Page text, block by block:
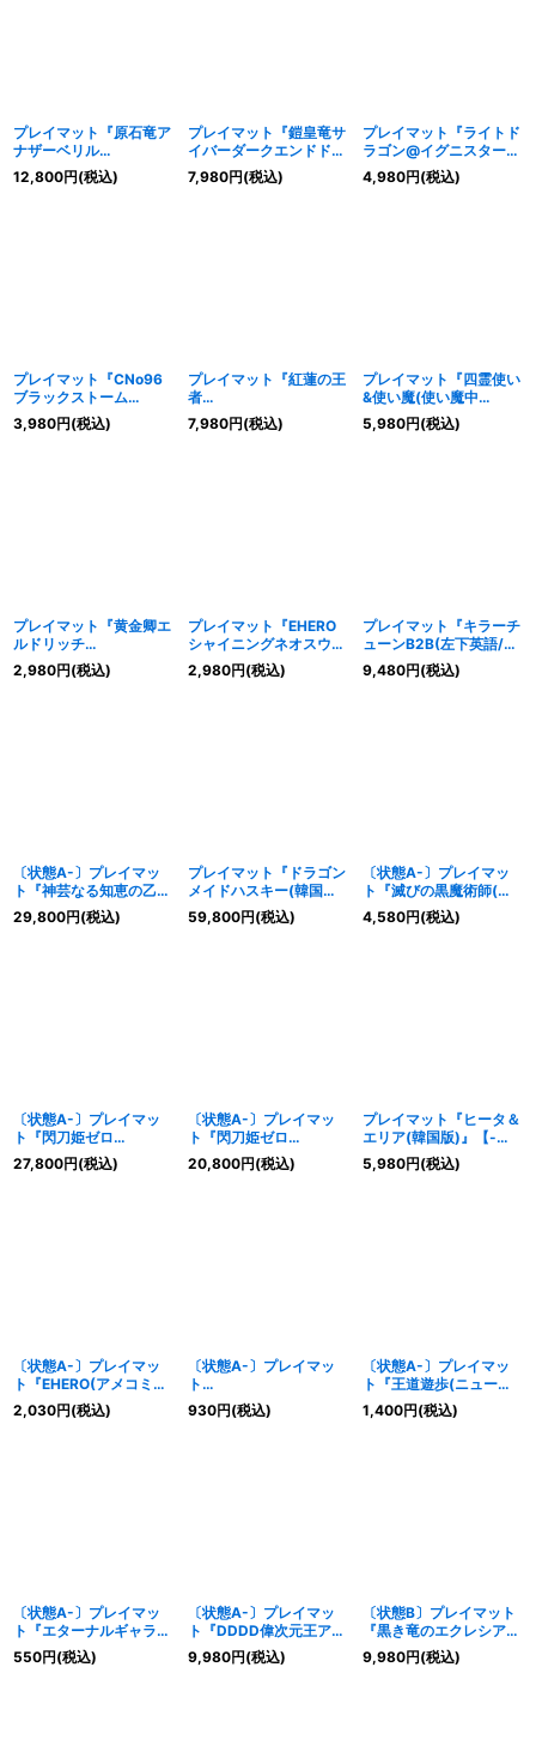
プレイマット『原石竜ア
ナザーベリル
(RARITYCOLLECTION)
』【-】{-}《プレイマッ
12,800円(税込)
プレイマット『鎧皇竜サ
イバーダークエンドドラ
ゴン(CYBERSTRIKE)』
【-】{-}《プレイマッ
7,980円(税込)
プレイマット『ライトド
ラゴン@イグニスター
(IGINITIONASSAULT)
』【-】{-}《プレイマッ
4,980円(税込)
プレイマット『CNo96
ブラックストーム
(SHADOWSPECTERS)
』【-】{-}《プレイマッ
3,980円(税込)
プレイマット『紅蓮の王
者
(BLAZINGDOMINION))
』【-】{-}《プレイマッ
7,980円(税込)
プレイマット『四霊使い
&使い魔(使い魔中
央/STRUCTUREDECK)
』【-】{-}《プレイマッ
5,980円(税込)
プレイマット『黄金卿エ
ルドリッチ
(RARITYCOLLECTION)
』【-】{-}《プレイマッ
2,980円(税込)
プレイマット『EHERO
シャイニングネオスウィ
ングマン
(POWEROFTHEELEME
2,980円(税込)
プレイマット『キラーチ
ューンB2B(左下英語/遊
戯王の日)』【-】{-}
《プレイマット》
9,480円(税込)
〔状態A-〕プレイマッ
ト『神芸なる知恵の乙女
(韓国版)』【-】{-}《プ
レイマット》
29,800円(税込)
プレイマット『ドラゴン
メイドハスキー(韓国
版)』【-】{-}《プレイ
マット》
59,800円(税込)
〔状態A-〕プレイマッ
ト『滅びの黒魔術師(遊
戯王の日)』【-】{-}
《プレイマット》
4,580円(税込)
〔状態A-〕プレイマッ
ト『閃刀姫ゼロ
（WCQ2026）』【-】
{-}《プレイマット》
27,800円(税込)
〔状態A-〕プレイマッ
ト『閃刀姫ゼロ
（OTS）』【-】{-}《プ
レイマット》
20,800円(税込)
プレイマット『ヒータ＆
エリア(韓国版)』【-】
{-}《プレイマット》
5,980円(税込)
〔状態A-〕プレイマッ
ト『EHERO(アメコミ
RD)』【-】{-}《プレイ
マット》
2,030円(税込)
〔状態A-〕プレイマッ
ト
『RD5thANNIVERSAR
Y』【-】{-}《プレイマ
930円(税込)
〔状態A-〕プレイマッ
ト『王道遊歩(ニューロ
ンRD)』【-】{-}《プレ
イマット》
1,400円(税込)
〔状態A-〕プレイマッ
ト『エターナルギャラク
ティカオブリビオン(遊
戯王の日RD)』【-】{-}
550円(税込)
〔状態A-〕プレイマッ
ト『DDDD偉次元王アー
ククライシス
(DOOMOFDIMENSION
9,980円(税込)
〔状態B〕プレイマット
『黒き竜のエクレシア
(RANKINGDUEL2025)
』【-】{-}《プレイマッ
9,980円(税込)